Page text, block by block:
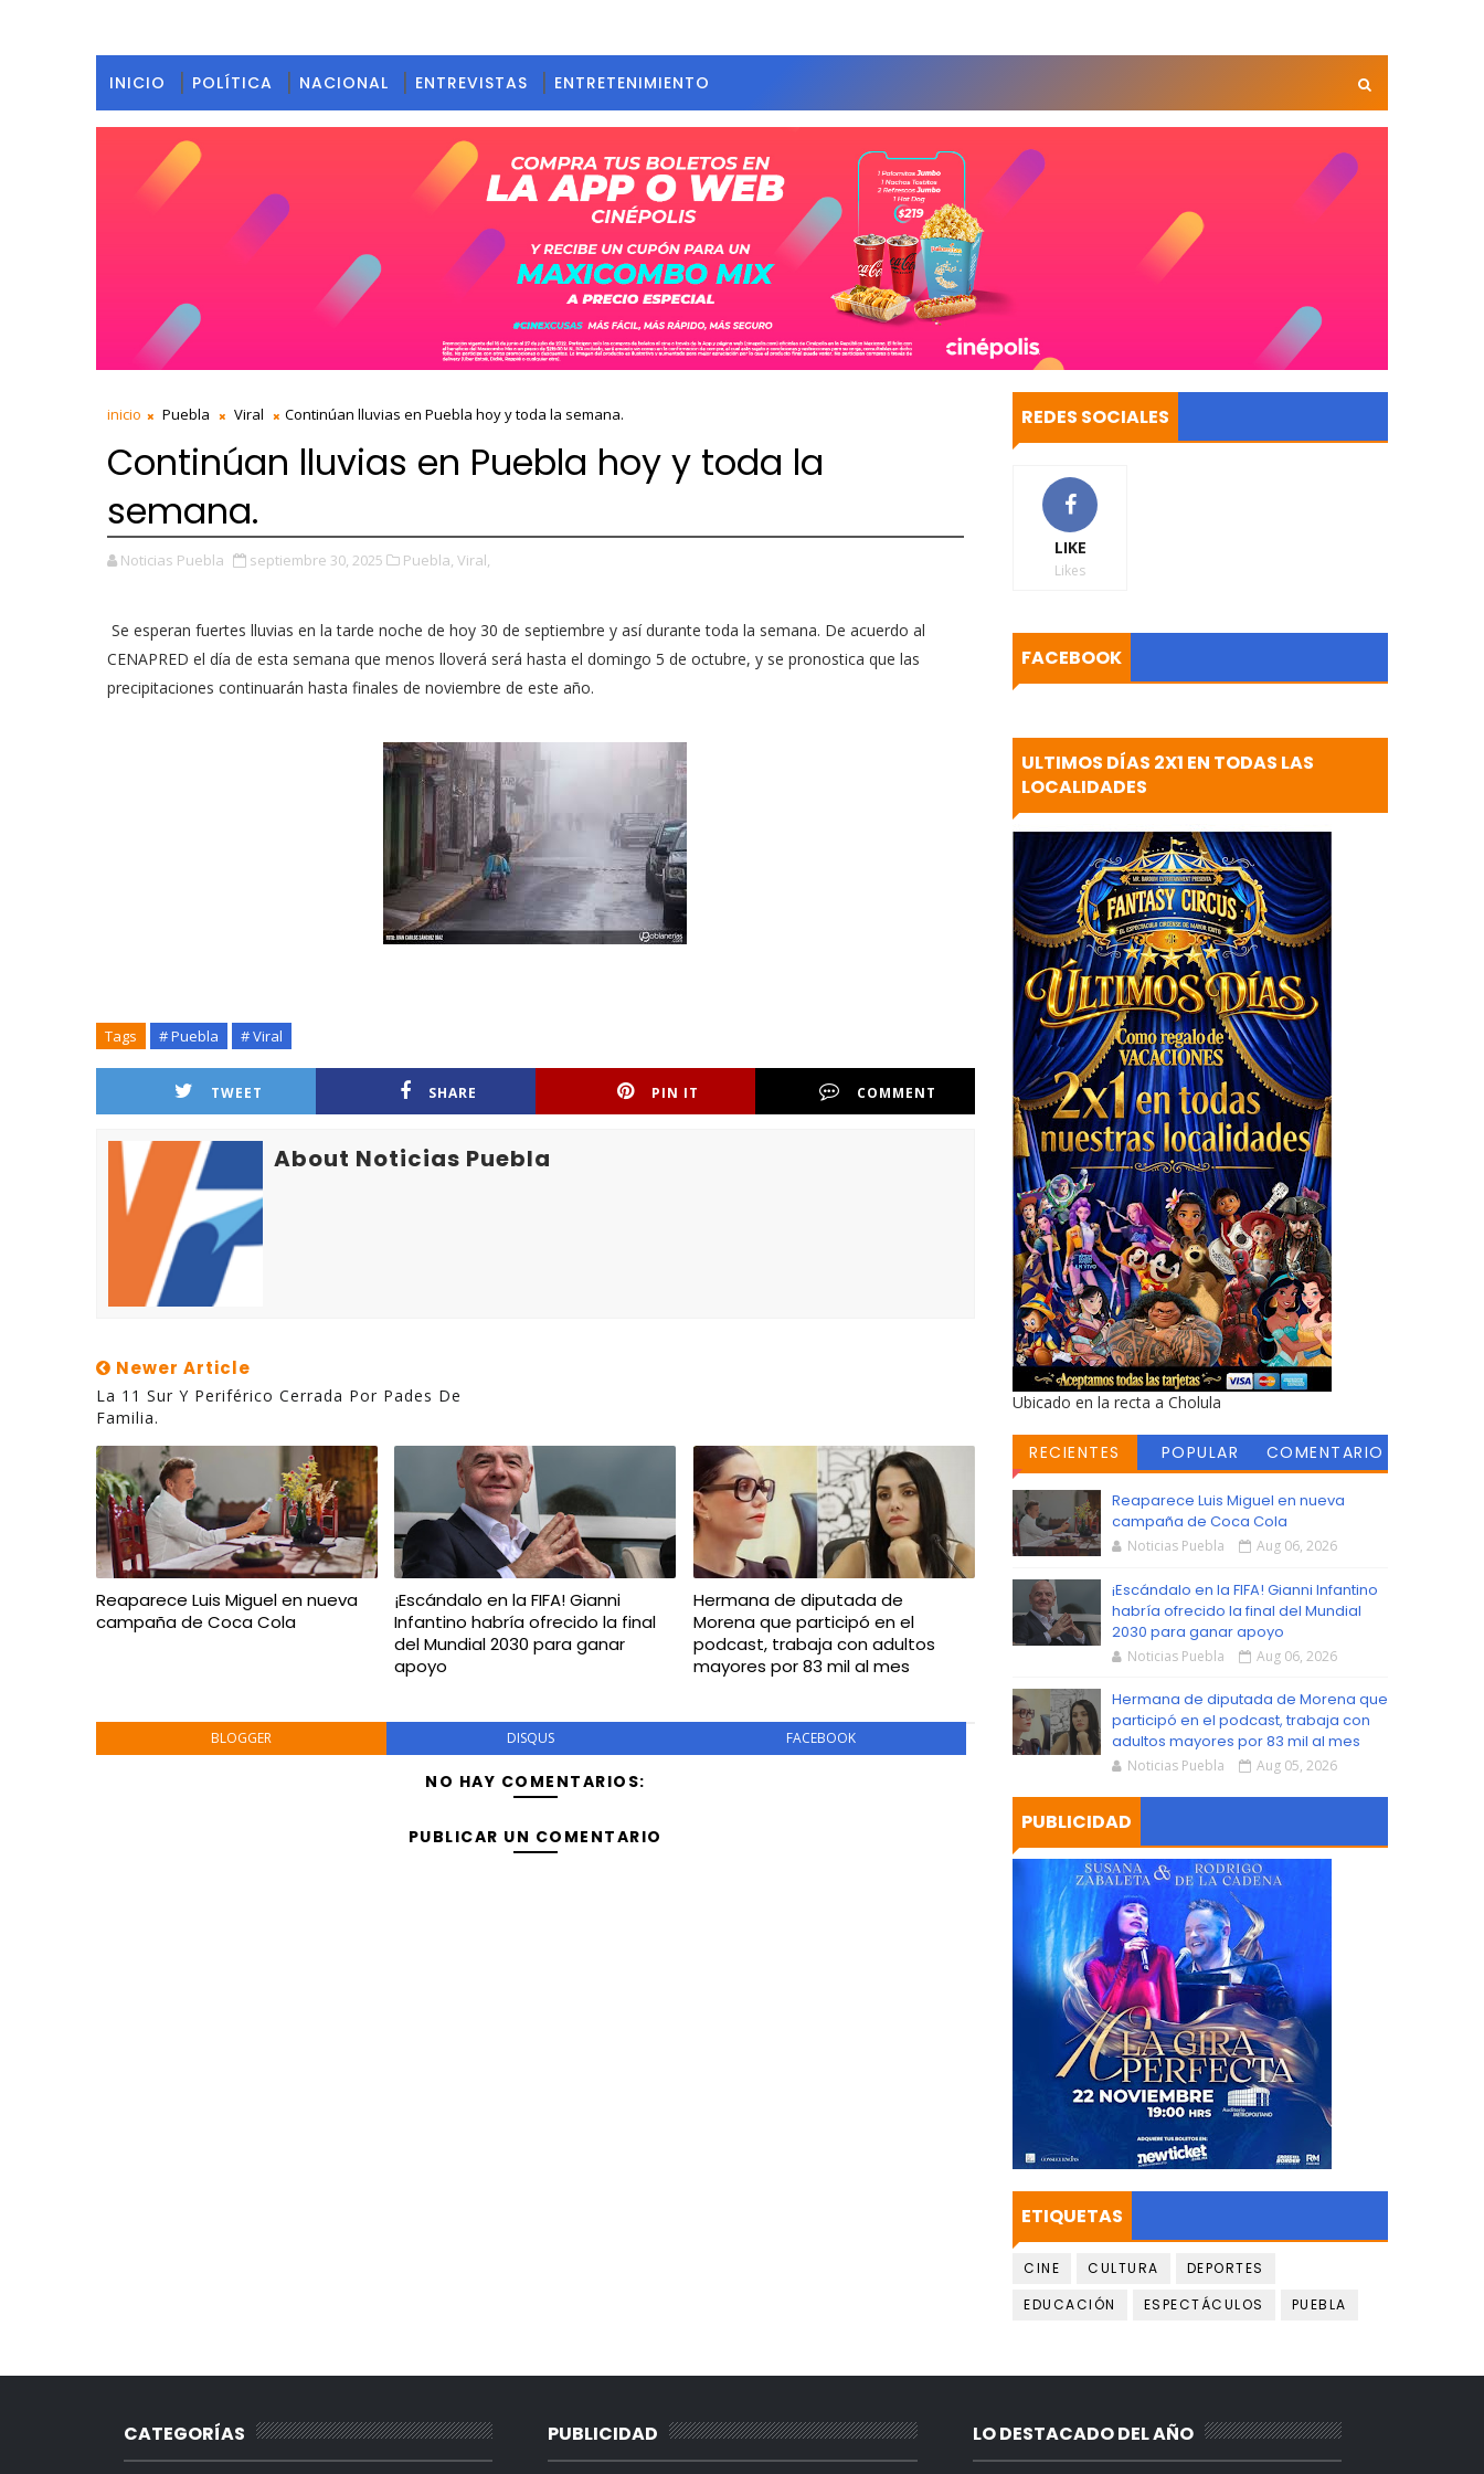
INICIO POLÍTICA NACIONAL ENTREVISTAS ENTRETENIMIENTO
inicio Puebla Viral Continúan lluvias en Puebla hoy y toda la semana.
Continúan lluvias en Puebla hoy y toda la
semana.
Noticias Puebla septiembre 30, 2025 Puebla, Viral,
Se esperan fuertes lluvias en la tarde noche de hoy 30 de septiembre y así durante toda la semana. De acuerdo al
CENAPRED el día de esta semana que menos lloverá será hasta el domingo 5 de octubre, y se pronostica que las
precipitaciones continuarán hasta finales de noviembre de este año.
Tags # Puebla # Viral
TWEET SHARE PIN IT COMMENT
About Noticias Puebla
Newer Article
La 11 Sur Y Periférico Cerrada Por Pades De
Familia.
Reaparece Luis Miguel en nueva
campaña de Coca Cola
¡Escándalo en la FIFA! Gianni
Infantino habría ofrecido la final
del Mundial 2030 para ganar
apoyo
Hermana de diputada de
Morena que participó en el
podcast, trabaja con adultos
mayores por 83 mil al mes
BLOGGER DISQUS FACEBOOK
NO HAY COMENTARIOS:
PUBLICAR UN COMENTARIO
REDES SOCIALES
LIKE
Likes
FACEBOOK
ULTIMOS DÍAS 2X1 EN TODAS LAS
LOCALIDADES
Ubicado en la recta a Cholula
RECIENTES POPULAR
COMENTARIO
Reaparece Luis Miguel en nueva
campaña de Coca Cola
Noticias Puebla Aug 06, 2026
¡Escándalo en la FIFA! Gianni Infantino
habría ofrecido la final del Mundial
2030 para ganar apoyo
Noticias Puebla Aug 06, 2026
Hermana de diputada de Morena que
participó en el podcast, trabaja con
adultos mayores por 83 mil al mes
Noticias Puebla Aug 05, 2026
PUBLICIDAD
ETIQUETAS
CINE CULTURA
DEPORTES
EDUCACIÓN
ESPECTÁCULOS PUEBLA
CATEGORÍAS PUBLICIDAD LO DESTACADO DEL AÑO